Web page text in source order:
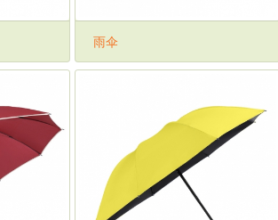
雨伞